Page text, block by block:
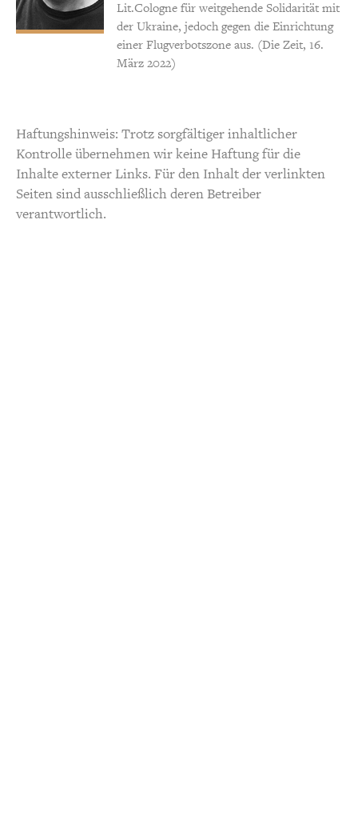
Lit.Cologne für weitgehende Solidarität mit
der Ukraine, jedoch gegen die Einrichtung
einer Flugverbotszone aus. (Die Zeit, 16.
März 2022)
Haftungshinweis: Trotz sorgfältiger inhaltlicher
Kontrolle übernehmen wir keine Haftung für die
Inhalte externer Links. Für den Inhalt der verlinkten
Seiten sind ausschließlich deren Betreiber
verantwortlich.